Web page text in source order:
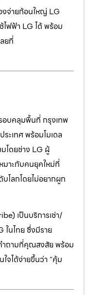
งจ่ายก้อนใหญ่ LG
ไฟฟ้า LG ได้ พร้อม
ยที่
อบคลุมพื้นที่ กรุงเทพ
ระเทศ พร้อมโมเดล
โดยช่าง LG ผู้
าะกับคนยุคใหม่ที่
โลกโดยไม่อยากผูก
เป็นบริการเช่า/
ในไทย ซึ่งมีราย
ำถามที่คุณสงสัย พร้อม
จได้ง่ายขึ้นว่า “คุ้ม